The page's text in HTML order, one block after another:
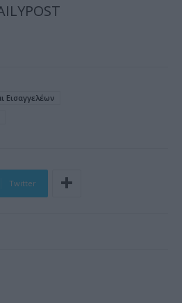
Εισαγγελέων
Twitter